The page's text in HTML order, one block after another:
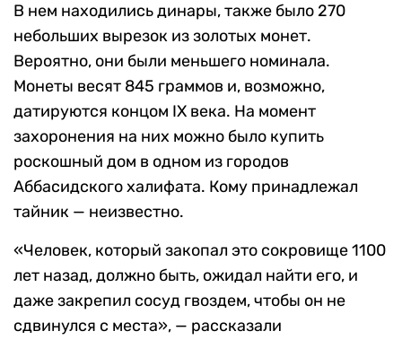
В нем находились динары, также было 270
небольших вырезок из золотых монет.
Вероятно, они были меньшего номинала.
Монеты весят 845 граммов и, возможно,
датируются концом IX века. На момент
захоронения на них можно было купить
роскошный дом в одном из городов
Аббасидского халифата. Кому принадлежал
тайник — неизвестно.
«Человек, который закопал это сокровище 1100
лет назад, должно быть, ожидал найти его, и
даже закрепил сосуд гвоздем, чтобы он не
сдвинулся с места», — рассказали